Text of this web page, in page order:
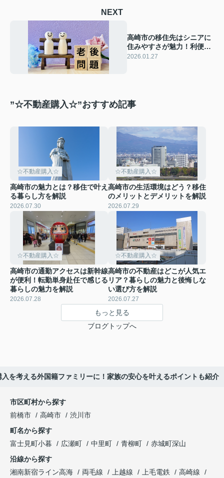
NEXT
高崎市の移住先はシニアに
住みやすさが魅力！利便性
やサポート体制も紹介
2026.01.27
”☆不動産購入☆”おすすめ記事
☆不動産購入☆
高崎市の魅力とは？移住で叶え
る暮らし方を解説
2026.07.30
☆不動産購入☆
高崎市の生活環境はどう？移住
のメリットとデメリットを解説
2026.07.29
☆不動産購入☆
高崎市の通勤アクセスは新幹線
が便利！転勤単身赴任で感じる
暮らしの魅力を解説
2026.07.28
☆不動産購入☆
高崎市の不動産はどこが人気エ
リア？暮らしの魅力と後悔しな
い選び方を解説
2026.07.27
もっと見る
ブログトップへ
を考える外国籍ファミリーに！家族の安心を叶えるポイントも紹介
市区町村から探す
前橋市
高崎市
渋川市
町名から探す
富士見町小暮
広瀬町 中里町 青柳町
赤城町深山
沿線から探す
湘南新宿ライン高海
両毛線 上越線 上毛電鉄
高崎線